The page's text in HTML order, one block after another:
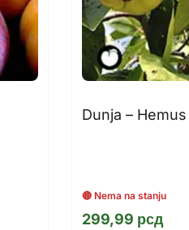
Dunja – Hemus
299,99 рсд